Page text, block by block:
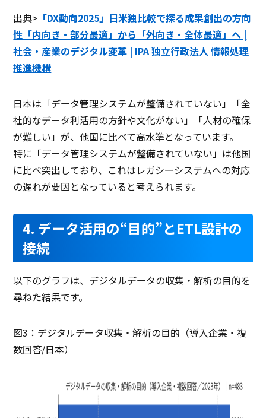
出典> 「DX動向2025」日米独比較で探る成果創出の方向
性「内向き・部分最適」から「外向き・全体最適」へ |
社会・産業のデジタル変革 | IPA 独立行政法人 情報処理
推進機構
日本は「データ管理システムが整備されていない」「全
社的なデータ利活用の方針や文化がない」「人材の確保
が難しい」が、他国に比べて高水準となっています。
特に「データ管理システムが整備されていない」は他国
に比べ突出しており、これはレガシーシステムへの対応
の遅れが要因となっていると考えられます。
4. データ活用の“目的”とETL設計の
接続
以下のグラフは、デジタルデータの収集・解析の目的を
尋ねた結果です。
図3：デジタルデータ収集・解析の目的（導入企業・複
数回答/日本）